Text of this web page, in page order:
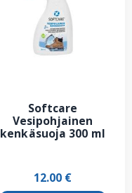
Softcare
Vesipohjainen
kenkäsuoja 300 ml
12.00 €